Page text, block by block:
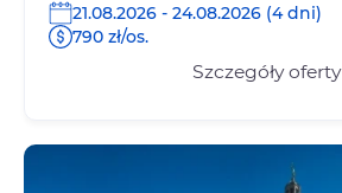
21.08.2026 - 24.08.2026 (4 dni)
790 zł/os.
Szczegóły oferty